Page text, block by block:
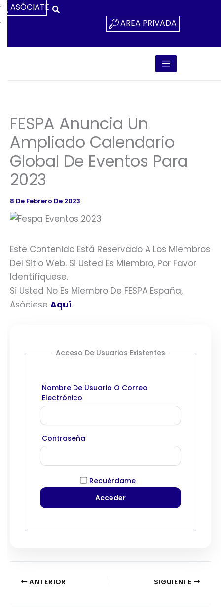
Ir
Al
ASÓCIATE
AREA PRIVADA
FESPA Anuncia Un
Ampliado Calendario
Global De Eventos Para
2023
8 De Febrero De 2023
Este Contenido Está Reservado A Los Miembros
Del Sitio Web. Si Usted Es Miembro, Por Favor
Identifíquese.
Si Usted No Es Miembro De FESPA España,
Asóciese Aquí.
Acceso De Usuarios Existentes
Nombre De Usuario O Correo
Electrónico
Contraseña
Recuérdame
ANTERIOR SIGUIENTE